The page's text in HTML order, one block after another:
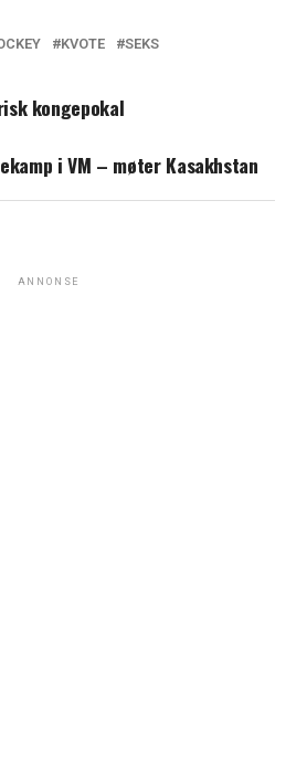
KVOTE SEKS
kongepokal
i VM – møter Kasakhstan
ANNONSE